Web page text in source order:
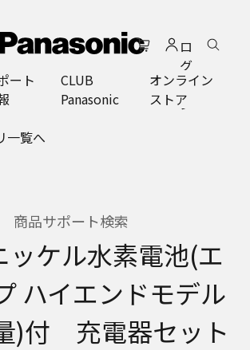
ロ
グ
イ
ン
ート
CLUB
Panasonic
オンライン
ストア
一覧へ
商品サポート検索
ッケル水素電池(エ
ハイエンドモデル
)付 充電器セット